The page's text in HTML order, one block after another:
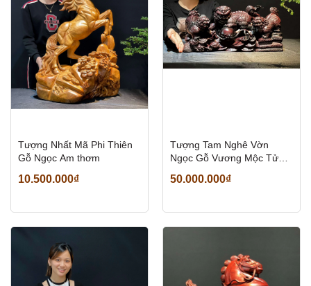
Tượng Nhất Mã Phi Thiên
Gỗ Ngọc Am thơm
10.500.000₫
Tượng Tam Nghê Vờn
Ngọc Gỗ Vương Mộc Tử
50.000.000₫